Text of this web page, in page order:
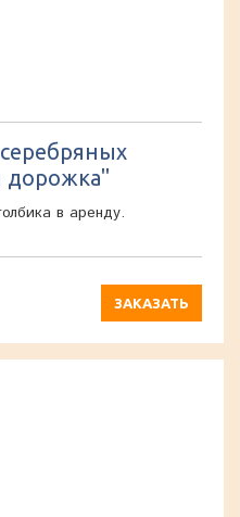
дорожка"
в аренду.
ЗАКАЗАТЬ